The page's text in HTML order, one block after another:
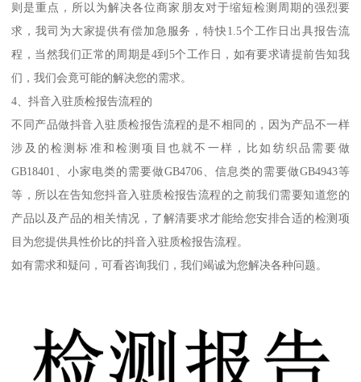
则是重点，所以为解决各位商家朋友对于缩短检测周期的强烈要
求，我司为大家提供有偿加急服务，特快1.5个工作日出具报告流
程，当然我们正常的周期是4到5个工作日，如有要求请提前告知我
们，我们会竟可能的解决您的需求。
4、抖音入驻质检报告流程的
不同产品做抖音入驻质检报告流程的是不相同的，因为产品不一样
涉及的检测标准和检测项目也就不一样，比如纺织品需要做
GB18401、小家电类的需要做GB4706、信息类的需要做GB4943等
等，所以在告知您抖音入驻质检报告流程的之前我们需要知道您的
产品以及产品的相关情况，了解清要求才能给您安排合适的检测项
目为您提供具性价比的抖音入驻质检报告流程。
如有需求和疑问，可看咨询我们，我们竭诚为您解决各种问题。